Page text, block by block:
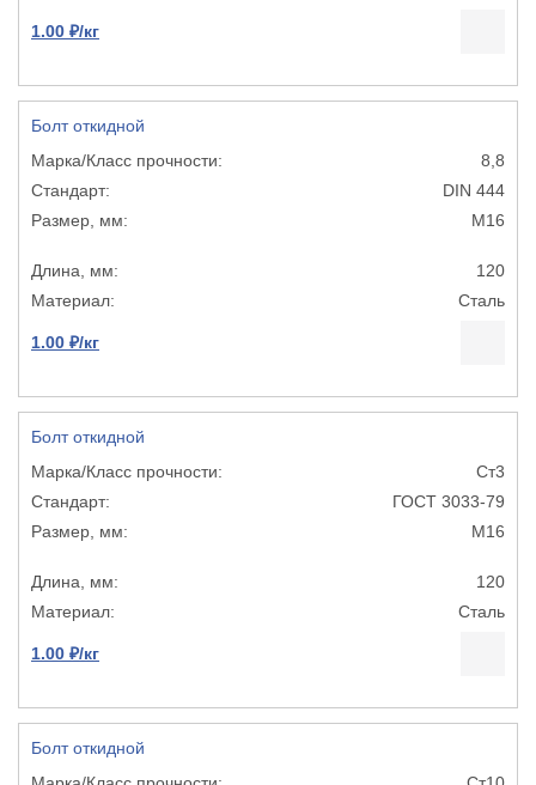
1.00 ₽/кг
Болт откидной
8,8
DIN 444
М16
120
Сталь
1.00 ₽/кг
Болт откидной
Ст3
ГОСТ 3033-79
М16
120
Сталь
1.00 ₽/кг
Болт откидной